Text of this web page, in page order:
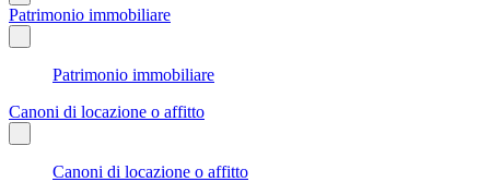
Patrimonio immobiliare
Patrimonio immobiliare
Canoni di locazione o affitto
Canoni di locazione o affitto